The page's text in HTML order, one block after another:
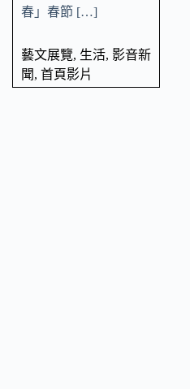
春」春節 […]
藝文展覽, 生活, 影音新
聞, 首頁影片